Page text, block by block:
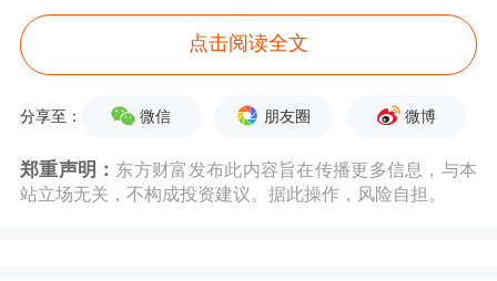
板块整体狂飙的顺风车。今年以来，
英
随着能够自主完成任务的AI智能体快速
点击阅读全文
分享至： 微信 朋友圈 微博
郑重声明： 东方财富发布此内容旨在传播更多信息，与本
站立场无关，不构成投资建议。据此操作，风险自担。